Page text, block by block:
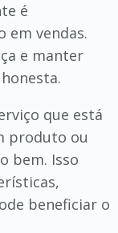
é
em vendas.
e manter
que está
produto ou
bem. Isso
beneficiar o